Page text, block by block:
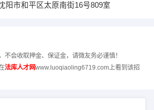
阳市和平区太原南街16号809室
不会收取押金、保证金，请微友务必谨慎！
法库人才网www.luoqiaoling6719.com上看到该招